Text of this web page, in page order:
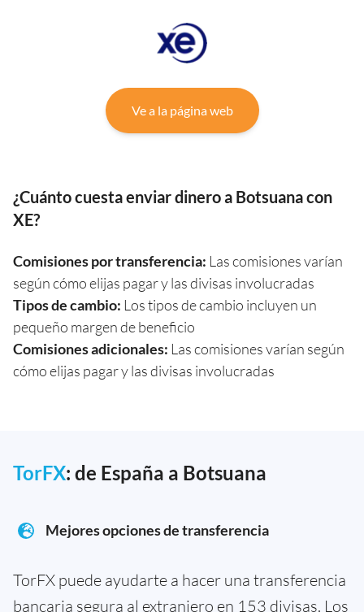
Ve a la página web
¿Cuánto cuesta enviar dinero a Botsuana con
XE?
Comisiones por transferencia: Las comisiones varían
según cómo elijas pagar y las divisas involucradas
Tipos de cambio: Los tipos de cambio incluyen un
pequeño margen de beneficio
Comisiones adicionales: Las comisiones varían según
cómo elijas pagar y las divisas involucradas
TorFX: de España a Botsuana
Mejores opciones de transferencia
TorFX puede ayudarte a hacer una transferencia
bancaria segura al extranjero en 153 divisas. Los